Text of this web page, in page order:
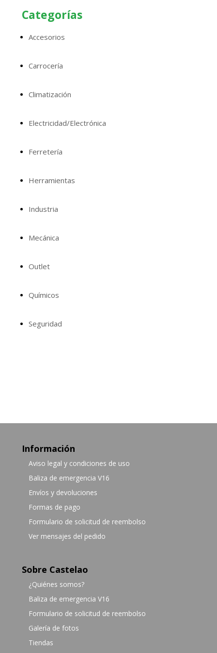
Categorías
Accesorios
Carrocería
Climatización
Electricidad/Electrónica
Ferretería
Herramientas
Industria
Mecánica
Outlet
Químicos
Seguridad
Información
Aviso legal y condiciones de uso
Baliza de emergencia V16
Envíos y devoluciones
Formas de pago
Formulario de solicitud de reembolso
Ver mensajes del pedido
Sobre Castelao
¿Quiénes somos?
Baliza de emergencia V16
Formulario de solicitud de reembolso
Galería de fotos
Tiendas